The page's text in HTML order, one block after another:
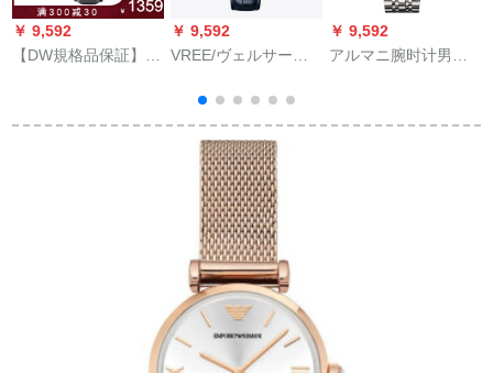
￥ 9,592
【DW規格品保証】
超薄型入力克克克斯
￥ 9,592
VREE/ヴェルサーの
牛革のバーンドの多
机能的な个性的なで
クラシクで优雅であ
る。
￥ 9,592
アルマニ腕时计男性
ウォード